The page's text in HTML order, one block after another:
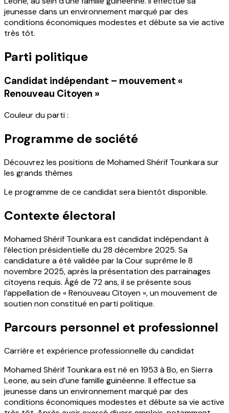
jeunesse dans un environnement marqué par des
conditions économiques modestes et débute sa vie active
très tôt.
Parti politique
Candidat indépendant – mouvement «
Renouveau Citoyen »
Couleur du parti :
Programme de société
Découvrez les positions de Mohamed Shérif Tounkara sur
les grands thèmes
Le programme de ce candidat sera bientôt disponible.
Contexte électoral
Mohamed Shérif Tounkara est candidat indépendant à
l’élection présidentielle du 28 décembre 2025. Sa
candidature a été validée par la Cour suprême le 8
novembre 2025, après la présentation des parrainages
citoyens requis. Âgé de 72 ans, il se présente sous
l’appellation de « Renouveau Citoyen », un mouvement de
soutien non constitué en parti politique.
Parcours personnel et professionnel
Carrière et expérience professionnelle du candidat
Mohamed Shérif Tounkara est né en 1953 à Bo, en Sierra
Leone, au sein d’une famille guinéenne. Il effectue sa
jeunesse dans un environnement marqué par des
conditions économiques modestes et débute sa vie active